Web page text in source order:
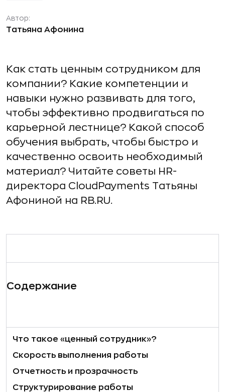
Автор:
Татьяна Афонина
Как стать ценным сотрудником для
компании? Какие компетенции и
навыки нужно развивать для того,
чтобы эффективно продвигаться по
карьерной лестнице? Какой способ
обучения выбрать, чтобы быстро и
качественно освоить необходимый
материал? Читайте советы HR-
директора CloudPayments Татьяны
Афониной на RB.RU.
Содержание
Что такое «ценный сотрудник»?
Скорость выполнения работы
Отчетность и прозрачность
Структурирование работы